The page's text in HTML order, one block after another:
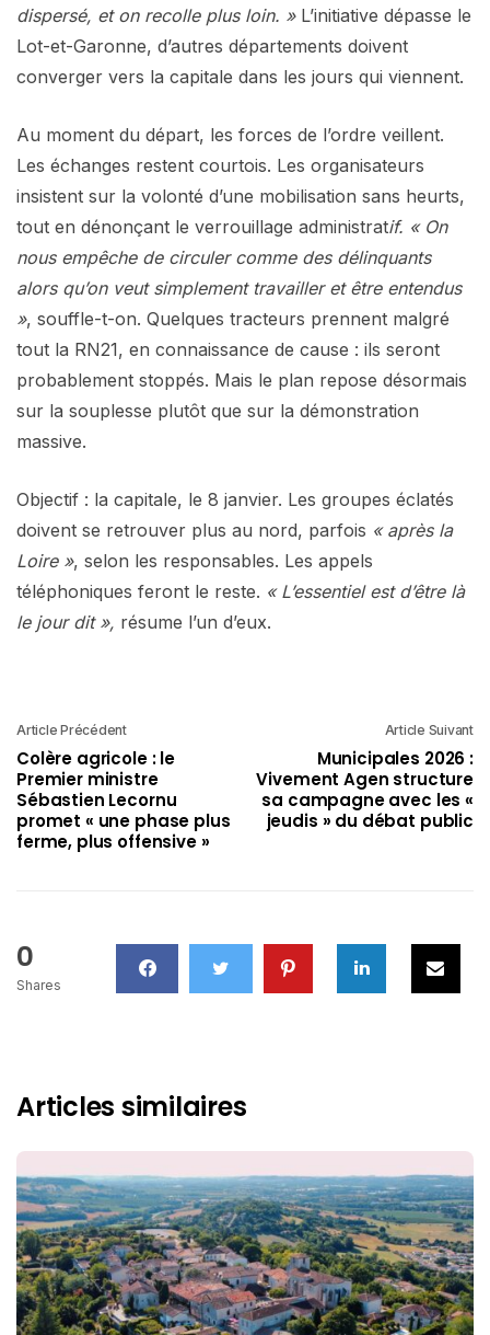
dispersé, et on recolle plus loin. »L’initiative dépasse le
Lot-et-Garonne, d’autres départements doivent
converger vers la capitale dans les jours qui viennent.
Au moment du départ, les forces de l’ordre veillent.
Les échanges restent courtois. Les organisateurs
insistent sur la volonté d’une mobilisation sans heurts,
tout en dénonçant le verrouillage administratif. « On
nous empêche de circuler comme des délinquants
alors qu’on veut simplement travailler et être entendus
», souffle-t-on. Quelques tracteurs prennent malgré
tout la RN21, en connaissance de cause : ils seront
probablement stoppés. Mais le plan repose désormais
sur la souplesse plutôt que sur la démonstration
massive.
Objectif : la capitale, le 8 janvier. Les groupes éclatés
doivent se retrouver plus au nord, parfois « après la
Loire », selon les responsables. Les appels
téléphoniques feront le reste. « L’essentiel est d’être là
le jour dit », résume l’un d’eux.
Article Précédent
Colère agricole : le
Premier ministre
Sébastien Lecornu
promet « une phase plus
ferme, plus offensive »
Article Suivant
Municipales 2026 :
Vivement Agen structure
sa campagne avec les «
jeudis » du débat public
0
Shares
Articles similaires